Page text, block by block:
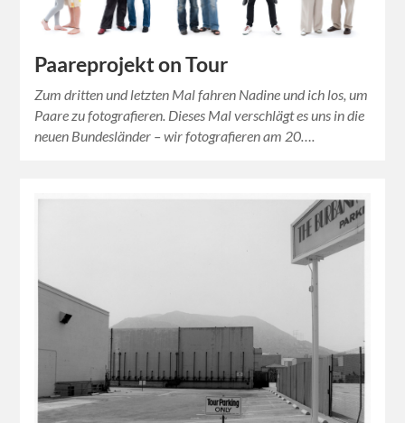
Paareprojekt on Tour
Zum dritten und letzten Mal fahren Nadine und ich los, um
Paare zu fotografieren. Dieses Mal verschlägt es uns in die
neuen Bundesländer – wir fotografieren am 20….